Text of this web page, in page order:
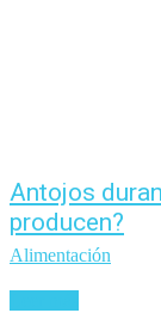
Antojos
producen?
Alimentación